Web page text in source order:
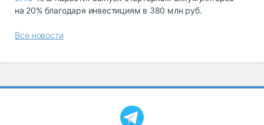
на 20% благодаря инвестициям в 380 млн руб.
Все новости